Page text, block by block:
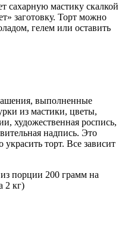
сахарную мастику скалкой
заготовку. Торт можно
гелем или оставить
выполненные
из мастики, цветы,
художественная роспись,
надпись. Это
торт. Все зависит
из порции 200 грамм на
2 кг)